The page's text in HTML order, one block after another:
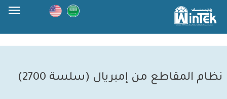
Skip
content
نظام المقاطع من إمبريال (سلسة 2700)